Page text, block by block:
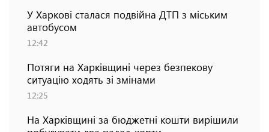
У Харкові сталася подвійна ДТП з міським
автобусом
12:42
Потяги на Харківщині через безпекову
ситуацію ходять зі змінами
12:25
На Харківщині за бюджетні кошти вирішили